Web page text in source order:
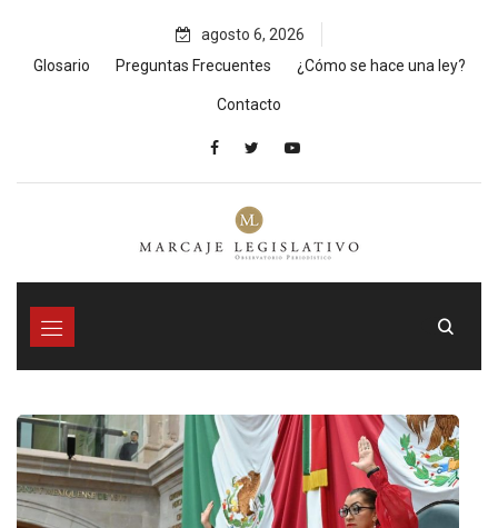
content
agosto 6, 2026
Glosario
Preguntas Frecuentes ¿Cómo se hace una ley?
Contacto